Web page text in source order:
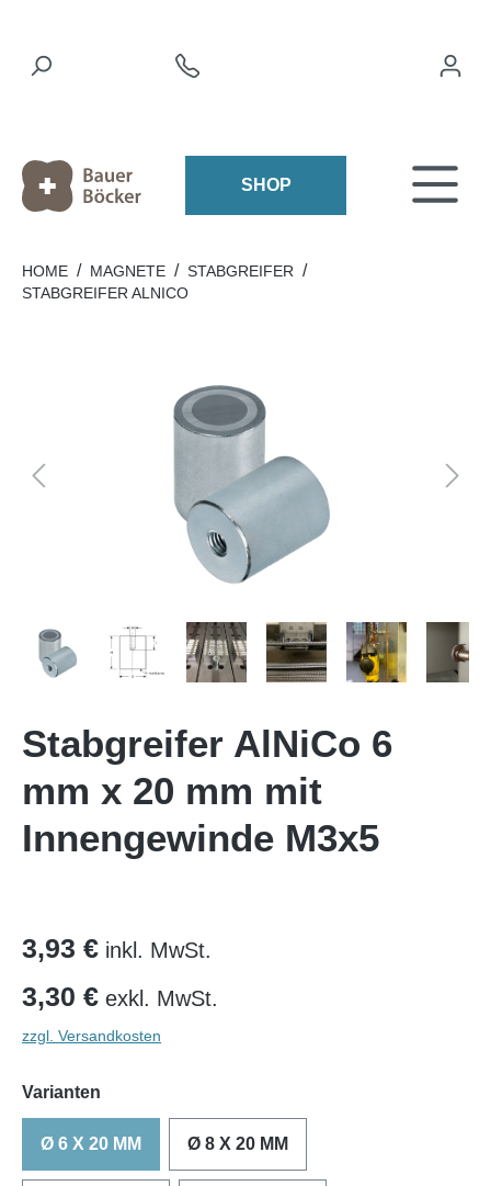
SHOP
HOME / MAGNETE / STABGREIFER /
STABGREIFER ALNICO
Stabgreifer AlNiCo 6
mm x 20 mm mit
Innengewinde M3x5
3,93 € inkl. MwSt.
3,30 € exkl. MwSt.
zzgl. Versandkosten
Varianten
Ø 6 X 20 MM Ø 8 X 20 MM